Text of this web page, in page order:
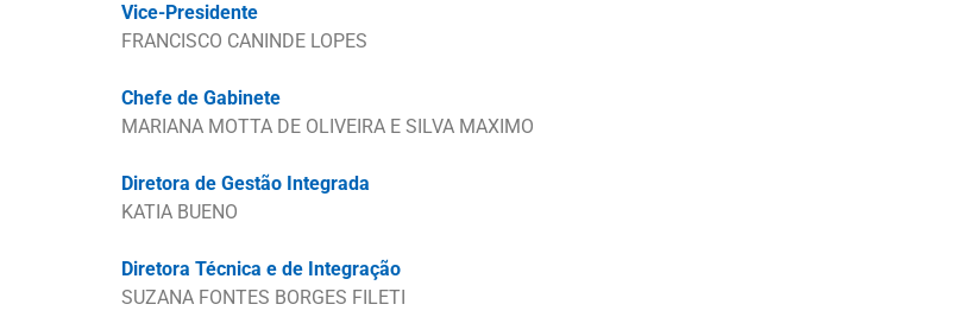
Vice-Presidente
FRANCISCO CANINDE LOPES
Chefe de Gabinete
MARIANA MOTTA DE OLIVEIRA E SILVA MAXIMO
Diretora de Gestão Integrada
KATIA BUENO
Diretora Técnica e de Integração
SUZANA FONTES BORGES FILETI